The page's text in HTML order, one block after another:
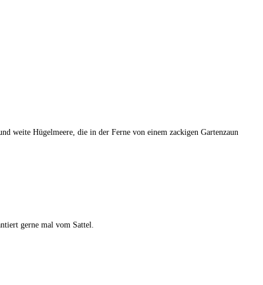
weite Hügelmeere, die in der Ferne von einem zackigen Gartenzaun
gerne mal vom Sattel.